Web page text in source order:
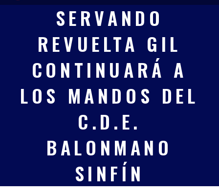
t
e
r
a
b
SERVANDO
REVUELTA GIL
CONTINUARÁ A
LOS MANDOS DEL
C.D.E.
BALONMANO
SINFÍN